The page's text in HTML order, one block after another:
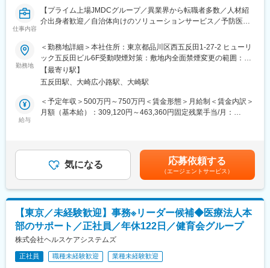
将来的には連結パッケージ作成、経理体制の標準化に向けた取り
組み、業務効率、組織のマネジメント等にも携わっていただける
環境です。
■組織構成
部長1名、経理専任では8名前後にて対応しております。中途入社
の方が多く、風通しのとても良い、働きやすい環境です。ご入社
いただく方には経理としてのけん引いただく存在としての活躍を
も携わっていただきたいと考えています。
借上社宅制度、社員持株会制度、提携歯科医院での自由診療割引
等の福利厚生もございます。
■当社の魅力
数多くの医療機関、介護施設等に対し、資金調達や財務・収益改
善、M&A、人事、IT等、様々な分野で各種コンサルテーションを
提供している企業です。特に昨今問題になっている地方医療機関
の継続的運営についても当社は貢献しており、地方医療機関の再
建に携わり社会貢献性の高いビジネスを展開しています。
仕事内容
【プライム上場JMDCグループ／異業界から転職者多数／人材紹
介出身者歓迎／自治体向けのソリューションサービス／予防医療
■募集背景
主力事業の好調な拡大に伴い、通年での採用枠が増加しておりま
す。 当社には、経営陣の誠実な姿勢をベースに、各組織のトップ
が採用を自分事として捉え、本気で向き合う文化が根付いていま
す。増加する採用ニーズに応えるだけでなく、経営や現場と伴走
しながら、より戦略的かつスピード感を持って採用を加速させる
■業務詳細
経営・各部門のトップと伴走し、組織の未来を創る採用戦略の立
・経営層や各部門トップとの定例を通じた、中長期的な組織課題
の抽出
・事業計画に基づいた採用ターゲットの設定、予算策定、および
採用ポートフォリオの立案
＜各部門との要件定義・連携＞
・現場トップと深く連携した、理想の人物像（ペルソナ）の言語
勤務地
＜勤務地詳細＞本社住所：東京都品川区西五反田1-27-2 ヒューリ
ック五反田ビル6F受動喫煙対策：敷地内全面禁煙変更の範囲：会
社の定める事業所（リモートワーク含む）
【最寄り駅】
五反田駅、大崎広小路駅、大崎駅
給与
＜予定年収＞500万円～750万円＜賃金形態＞月給制＜賃金内訳＞
月額（基本給）：309,120円～463,360円固定残業手当/月：
詳細は、経験を考慮し、同社規定に照らし合わせた上で決定しま
す。■職位：メンバークラスを想定■昇給：年1回■賞与あり賃金は
あくまでも目安の金額であり、選考を通じて上下する可能性があ
ります。月給(月額)は固定手当を含めた表記です。
気になる 応募依頼する
（エージェントサービス）
【東京／未経験歓迎】事務※リーダー候補◆医療法人本
部のサポート／正社員／年休122日／健育会グループ
株式会社ヘルスケアシステムズ
正社員 職種未経験歓迎 業種未経験歓迎